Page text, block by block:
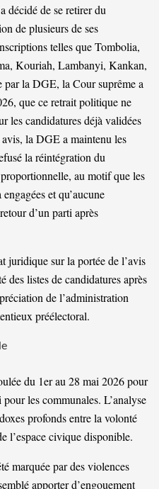
de se retirer du
de plusieurs de ses
telles que Tombolia,
Kouriah, Lambanyi, Kankan,
la DGE, la Cour suprême a
que ce retrait politique ne
les candidatures déjà validées
la DGE a maintenu les
la réintégration du
au motif que les
et qu’aucune
d’un parti après
juridique sur la portée de l’avis
des listes de candidatures après
de l’administration
préélectoral.
du 1er au 28 mai 2026 pour
les communales. L’analyse
profonds entre la volonté
l’espace civique disponible.
marquée par des violences
apporter d’engouement